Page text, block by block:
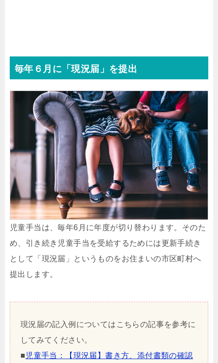
毎年６月に「現況届」を提出
児童手当は、毎年6月に年度が切り替わります。そのた
め、引き続き児童手当を受給するためには更新手続き
として「現況届」というものをお住まいの市区町村へ
提出します。
現況届の記入例についてはこちらの記事を参考に
してみてください。
■ 児童手当：【現況届】書き方、添付書類の確認